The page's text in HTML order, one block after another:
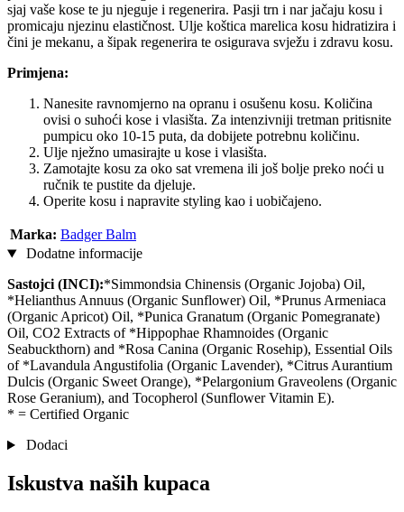
sjaj vaše kose te ju njeguje i regenerira. Pasji trn i nar jačaju kosu i
promicaju njezinu elastičnost. Ulje koštica marelica kosu hidratizira i
čini je mekanu, a šipak regenerira te osigurava svježu i zdravu kosu.
Primjena:
Nanesite ravnomjerno na opranu i osušenu kosu. Količina
ovisi o suhoći kose i vlasišta. Za intenzivniji tretman pritisnite
pumpicu oko 10-15 puta, da dobijete potrebnu količinu.
Ulje nježno umasirajte u kose i vlasišta.
Zamotajte kosu za oko sat vremena ili još bolje preko noći u
ručnik te pustite da djeluje.
Operite kosu i napravite styling kao i uobičajeno.
Marka: Badger Balm
Dodatne informacije
Sastojci (INCI):*Simmondsia Chinensis (Organic Jojoba) Oil,
*Helianthus Annuus (Organic Sunflower) Oil, *Prunus Armeniaca
(Organic Apricot) Oil, *Punica Granatum (Organic Pomegranate)
Oil, CO2 Extracts of *Hippophae Rhamnoides (Organic
Seabuckthorn) and *Rosa Canina (Organic Rosehip), Essential Oils
of *Lavandula Angustifolia (Organic Lavender), *Citrus Aurantium
Dulcis (Organic Sweet Orange), *Pelargonium Graveolens (Organic
Rose Geranium), and Tocopherol (Sunflower Vitamin E).
* = Certified Organic
Dodaci
Iskustva naših kupaca